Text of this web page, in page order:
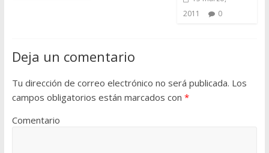
2011
0
Deja un comentario
Tu dirección de correo electrónico no será publicada. Los
campos obligatorios están marcados con *
Comentario